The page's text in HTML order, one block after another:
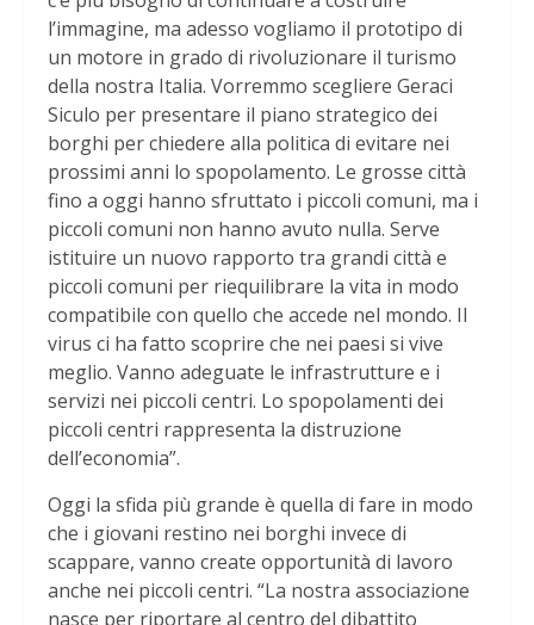
l’immagine, ma adesso vogliamo il prototipo di
un motore in grado di rivoluzionare il turismo
della nostra Italia. Vorremmo scegliere Geraci
Siculo per presentare il piano strategico dei
borghi per chiedere alla politica di evitare nei
prossimi anni lo spopolamento. Le grosse città
fino a oggi hanno sfruttato i piccoli comuni, ma i
piccoli comuni non hanno avuto nulla. Serve
istituire un nuovo rapporto tra grandi città e
piccoli comuni per riequilibrare la vita in modo
compatibile con quello che accede nel mondo. Il
virus ci ha fatto scoprire che nei paesi si vive
meglio. Vanno adeguate le infrastrutture e i
servizi nei piccoli centri. Lo spopolamenti dei
piccoli centri rappresenta la distruzione
dell’economia”.
Oggi la sfida più grande è quella di fare in modo
che i giovani restino nei borghi invece di
scappare, vanno create opportunità di lavoro
anche nei piccoli centri. “La nostra associazione
nasce per riportare al centro del dibattito